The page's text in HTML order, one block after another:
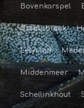
Bovenkarspel
Grootebroek
Lelystad
Middenmeer
Schellinkhout